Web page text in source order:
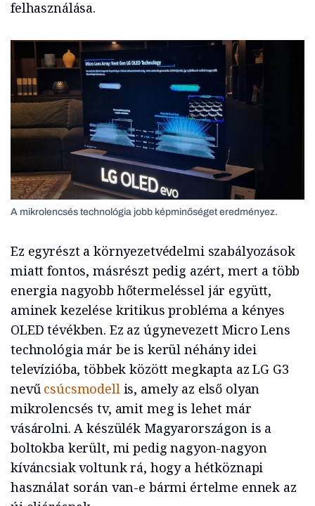
felhasználása.
A mikrolencsés technológia jobb képminőséget eredményez.
Ez egyrészt a környezetvédelmi szabályozások
miatt fontos, másrészt pedig azért, mert a több
energia nagyobb hőtermeléssel jár együtt,
aminek kezelése kritikus probléma a kényes
OLED tévékben. Ez az úgynevezett Micro Lens
technológia már be is kerül néhány idei
televízióba, többek között megkapta az LG G3
nevű csúcsmodell is, amely az első olyan
mikrolencsés tv, amit meg is lehet már
vásárolni. A készülék Magyarországon is a
boltokba került, mi pedig nagyon-nagyon
kíváncsiak voltunk rá, hogy a hétköznapi
használat során van-e bármi értelme ennek az